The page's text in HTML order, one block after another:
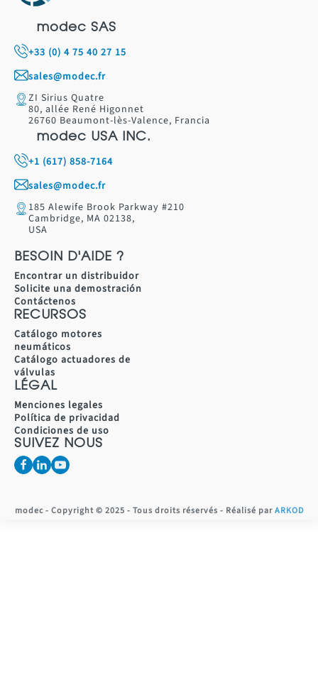
modec SAS
+33 (0) 4 75 40 27 15
sales@modec.fr
ZI Sirius Quatre
80, allée René Higonnet
26760 Beaumont-lès-Valence, Francia
modec USA INC.
+1 (617) 858-7164
sales@modec.fr
185 Alewife Brook Parkway #210
Cambridge, MA 02138,
USA
BESOIN D'AIDE ?
Encontrar un distribuidor
Solicite una demostración
Contáctenos
RECURSOS
Catálogo motores
neumáticos
Catálogo actuadores de
válvulas
LÉGAL
Menciones legales
Política de privacidad
Condiciones de uso
SUIVEZ NOUS
modec - Copyright © 2025 - Tous droits réservés - Réalisé parARKOD